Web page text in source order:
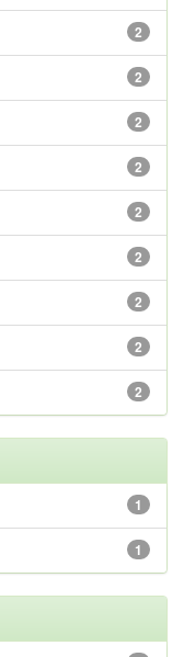
2
2
2
2
2
2
2
2
2
1
1